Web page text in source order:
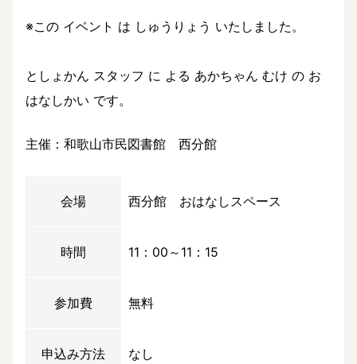
※この イベント は しゅうりょう いたしました。
としょかん スタッフ に よる あかちゃん むけ の お
はなしかい です。
主催：和歌山市民図書館 西分館
会場 西分館 おはなしスペース
時間 11：00～11：15
参加費 無料
申込み方法 なし